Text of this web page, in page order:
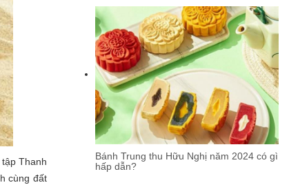
Thanh
cùng đất
Bánh Trung thu Hữu Nghị năm 2024 có gì
hấp dẫn?